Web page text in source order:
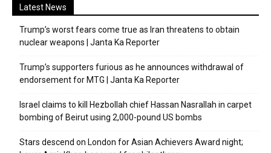
Latest News
Trump’s worst fears come true as Iran threatens to obtain
nuclear weapons | Janta Ka Reporter
Trump’s supporters furious as he announces withdrawal of
endorsement for MTG | Janta Ka Reporter
Israel claims to kill Hezbollah chief Hassan Nasrallah in carpet
bombing of Beirut using 2,000-pound US bombs
Stars descend on London for Asian Achievers Award night;